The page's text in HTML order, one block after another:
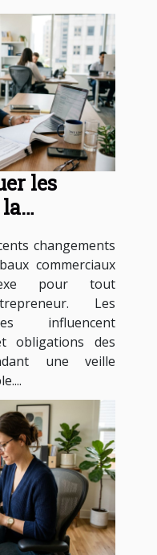
les
changements
commerciaux
pour tout
Les
influencent
obligations des
une veille